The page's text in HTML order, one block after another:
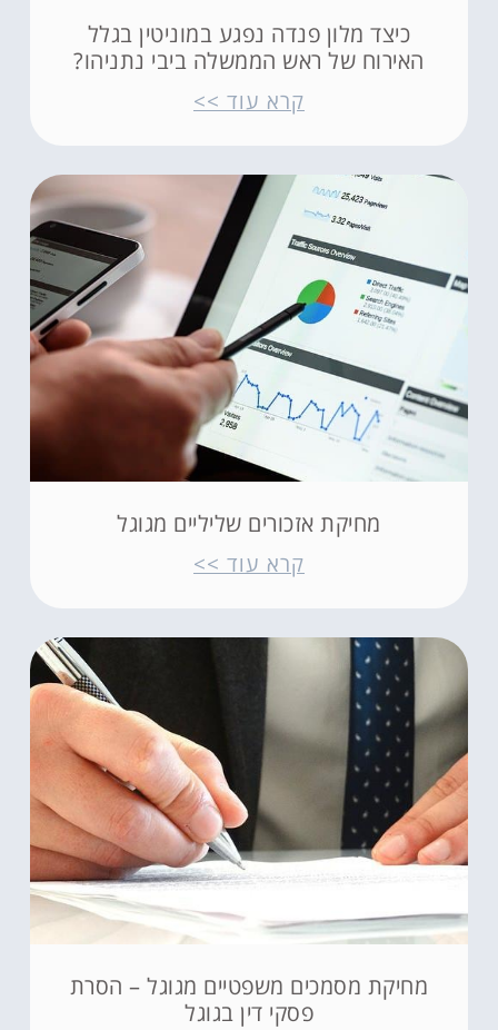
כיצד מלון פנדה נפגע במוניטין בגלל
האירוח של ראש הממשלה ביבי נתניהו?
קרא עוד >>
מחיקת אזכורים שליליים מגוגל
קרא עוד >>
מחיקת מסמכים משפטיים מגוגל – הסרת
פסקי דין בגוגל